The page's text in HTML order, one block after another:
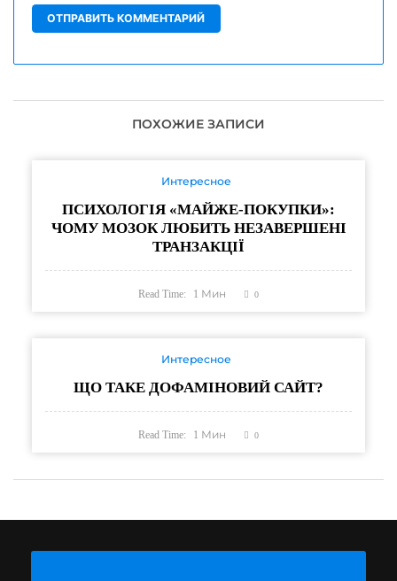
ПОХОЖИЕ ЗАПИСИ
Интересное
ПСИХОЛОГІЯ «МАЙЖЕ-ПОКУПКИ»:
ЧОМУ МОЗОК ЛЮБИТЬ НЕЗАВЕРШЕНІ
ТРАНЗАКЦІЇ
Read Time: 1 Мин 0
Интересное
ЩО ТАКЕ ДОФАМІНОВИЙ САЙТ?
Read Time: 1 Мин 0